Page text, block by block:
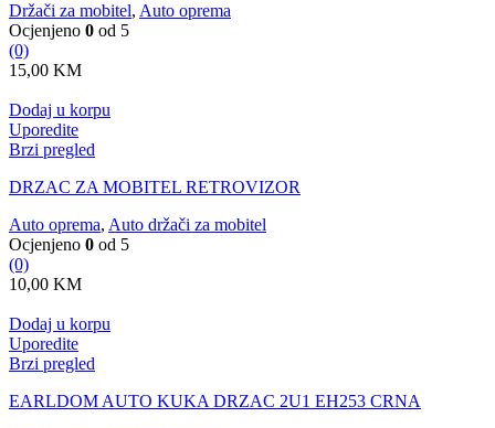
Držači za mobitel, Auto oprema
Ocjenjeno 0 od 5
(0)
15,00 KM
Dodaj u korpu
Uporedite
Brzi pregled
DRZAC ZA MOBITEL RETROVIZOR
Auto oprema, Auto držači za mobitel
Ocjenjeno 0 od 5
(0)
10,00 KM
Dodaj u korpu
Uporedite
Brzi pregled
EARLDOM AUTO KUKA DRZAC 2U1 EH253 CRNA